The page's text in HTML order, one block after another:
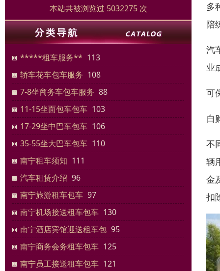
本站共被浏览过 5032275 次
*****租车服务** 113
轿车花车包车服务 108
7-8坐商务车包车服务 88
11-15坐面包车包车 103
17-29坐中巴车包车 106
35-55坐大巴车包车 110
南宁租车须知 111
汽车租赁介绍 96
南宁旅游租车包车 97
南宁机场接送租车包车 130
南宁酒店宾馆迎送租车包 95
南宁商务会务租车包车 125
南宁员工接送租车包车 121
多
陪
汽
业
可
自
不
辆
金
扣